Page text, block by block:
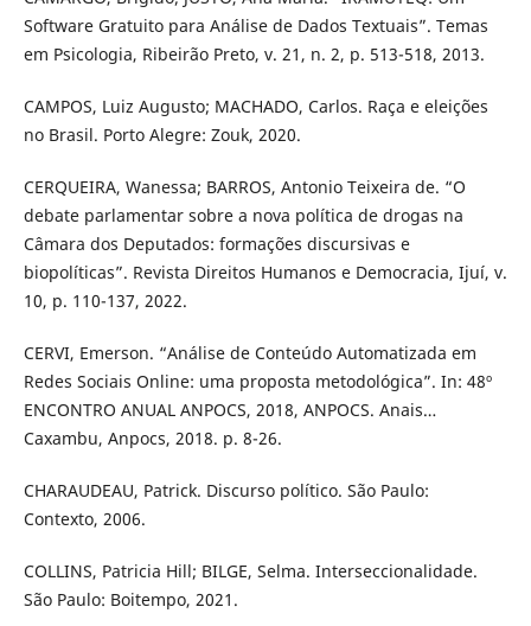
Software Gratuito para Análise de Dados Textuais”. Temas
em Psicologia, Ribeirão Preto, v. 21, n. 2, p. 513-518, 2013.
CAMPOS, Luiz Augusto; MACHADO, Carlos. Raça e eleições
no Brasil. Porto Alegre: Zouk, 2020.
CERQUEIRA, Wanessa; BARROS, Antonio Teixeira de. “O
debate parlamentar sobre a nova política de drogas na
Câmara dos Deputados: formações discursivas e
biopolíticas”. Revista Direitos Humanos e Democracia, Ijuí, v.
10, p. 110-137, 2022.
CERVI, Emerson. “Análise de Conteúdo Automatizada em
Redes Sociais Online: uma proposta metodológica”. In: 48º
ENCONTRO ANUAL ANPOCS, 2018, ANPOCS. Anais…
Caxambu, Anpocs, 2018. p. 8-26.
CHARAUDEAU, Patrick. Discurso político. São Paulo:
Contexto, 2006.
COLLINS, Patricia Hill; BILGE, Selma. Interseccionalidade.
São Paulo: Boitempo, 2021.